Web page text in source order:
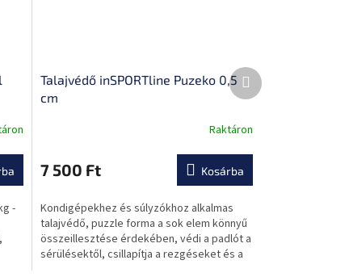
-
Talajvédő inSPORTline Puzeko 0,5
cm
átlagos
értékelése
ből
0,0
csillag.
Raktáron
7 500 Ft Kosárba
Kondigépekhez és súlyzókhoz alkalmas
talajvédő, puzzle forma a sok elem könnyű
összeillesztése érdekében, védi a padlót a
sérülésektől, csillapítja a rezgéseket és a
Következő
termék